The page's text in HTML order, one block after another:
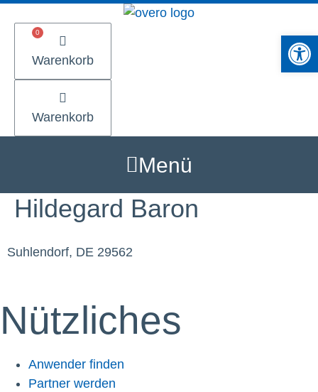
Inhalt
Warenkorb
Warenkorb
Menü
Hildegard Baron
Suhlendorf, DE 29562
Nützliches
Anwender finden
Partner werden